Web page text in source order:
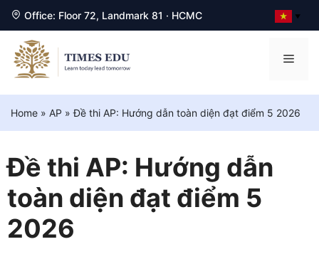
Office: Floor 72, Landmark 81 · HCMC ▼
Chuyển
đến
nội
dung
Home » AP »Đề thi AP: Hướng dẫn toàn diện đạt điểm 5 2026
Đề thi AP: Hướng dẫn
toàn diện đạt điểm 5
2026